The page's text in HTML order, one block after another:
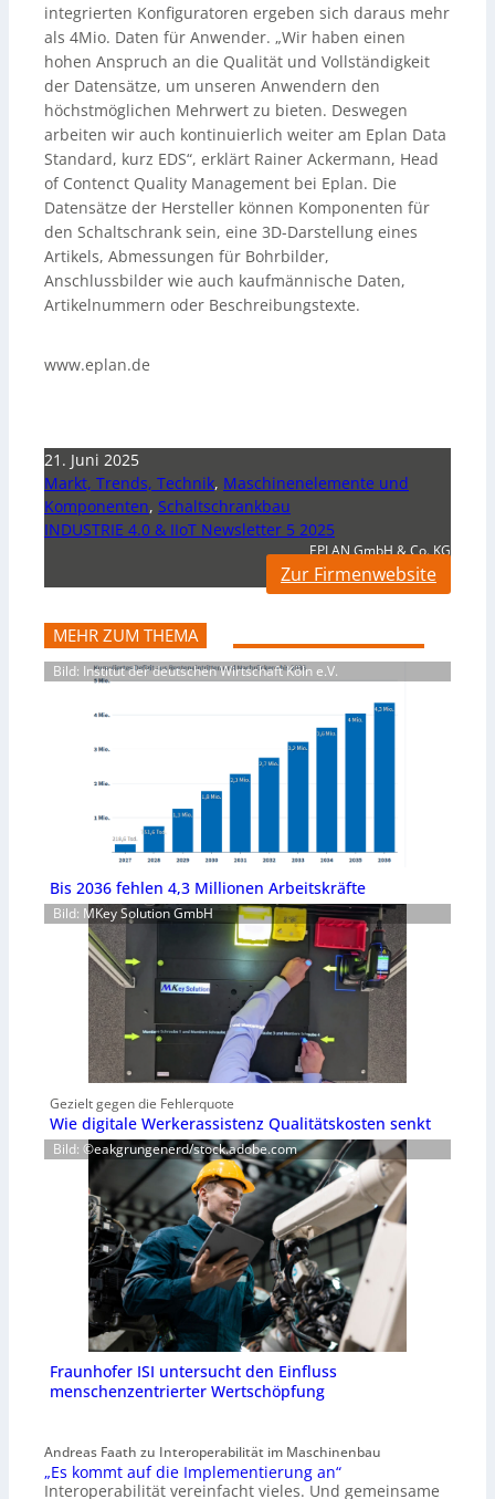
integrierten Konfiguratoren ergeben sich daraus mehr
als 4Mio. Daten für Anwender. „Wir haben einen
hohen Anspruch an die Qualität und Vollständigkeit
der Datensätze, um unseren Anwendern den
höchstmöglichen Mehrwert zu bieten. Deswegen
arbeiten wir auch kontinuierlich weiter am Eplan Data
Standard, kurz EDS“, erklärt Rainer Ackermann, Head
of Contenct Quality Management bei Eplan. Die
Datensätze der Hersteller können Komponenten für
den Schaltschrank sein, eine 3D-Darstellung eines
Artikels, Abmessungen für Bohrbilder,
Anschlussbilder wie auch kaufmännische Daten,
Artikelnummern oder Beschreibungstexte.
www.eplan.de
21. Juni 2025
Markt, Trends, Technik, Maschinenelemente und
Komponenten, Schaltschrankbau
INDUSTRIE 4.0 & IIoT Newsletter 5 2025
EPLAN GmbH & Co. KG
Zur Firmenwebsite
MEHR ZUM THEMA
Bild: Institut der deutschen Wirtschaft Köln e.V.
Bis 2036 fehlen 4,3 Millionen Arbeitskräfte
Bild: MKey Solution GmbH
Gezielt gegen die Fehlerquote
Wie digitale Werkerassistenz Qualitätskosten senkt
Bild: ©eakgrungenerd/stock.adobe.com
Fraunhofer ISI untersucht den Einfluss
menschenzentrierter Wertschöpfung
Andreas Faath zu Interoperabilität im Maschinenbau
„Es kommt auf die Implementierung an“
Interoperabilität vereinfacht vieles. Und gemeinsame